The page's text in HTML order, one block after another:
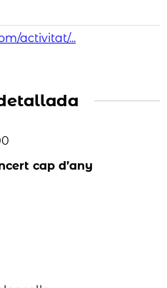
activitat/...
cap d’any